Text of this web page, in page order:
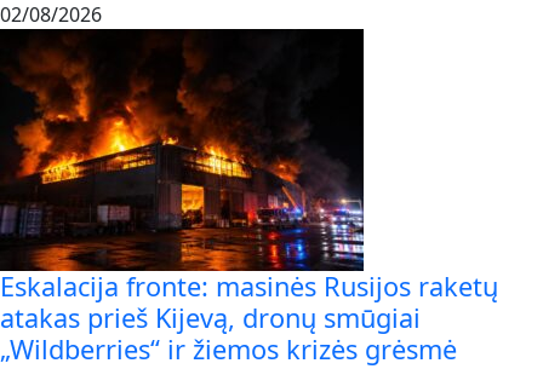
02/08/2026
Eskalacija fronte: masinės Rusijos raketų
atakas prieš Kijevą, dronų smūgiai
„Wildberries“ ir žiemos krizės grėsmė